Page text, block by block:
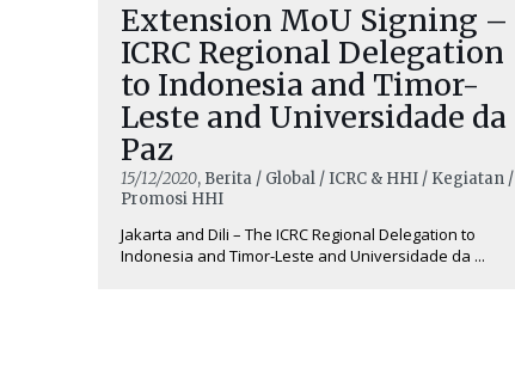
Extension MoU Signing –
ICRC Regional Delegation
to Indonesia and Timor-
Leste and Universidade da
Paz
15/12/2020, Berita / Global / ICRC & HHI / Kegiatan /
Promosi HHI
Jakarta and Dili – The ICRC Regional Delegation to
Indonesia and Timor-Leste and Universidade da ...